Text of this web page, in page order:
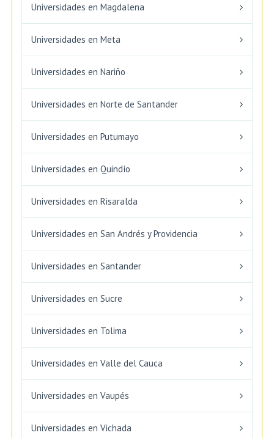
Universidades en Magdalena
Universidades en Meta
Universidades en Nariño
Universidades en Norte de Santander
Universidades en Putumayo
Universidades en Quindío
Universidades en Risaralda
Universidades en San Andrés y Providencia
Universidades en Santander
Universidades en Sucre
Universidades en Tolima
Universidades en Valle del Cauca
Universidades en Vaupés
Universidades en Vichada